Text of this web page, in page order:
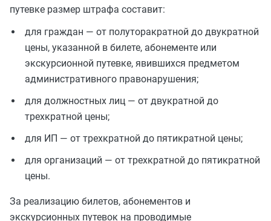
путевке размер штрафа составит:
для граждан — от полуторакратной до двукратной
цены, указанной в билете, абонементе или
экскурсионной путевке, явившихся предметом
административного правонарушения;
для должностных лиц — от двукратной до
трехкратной цены;
для ИП — от трехкратной до пятикратной цены;
для организаций — от трехкратной до пятикратной
цены.
За реализацию билетов, абонементов и
экскурсионных путевок на проводимые